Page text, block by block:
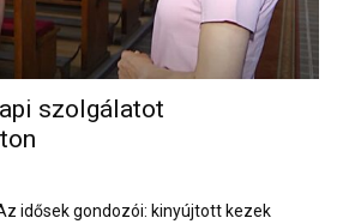
szolgálatot
idősek gondozói: kinyújtott kezek